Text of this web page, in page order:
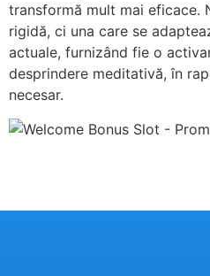
transformă mult mai eficace.
rigidă, ci una care se
actuale, furnizând fie o
desprindere meditativă, în
necesar.